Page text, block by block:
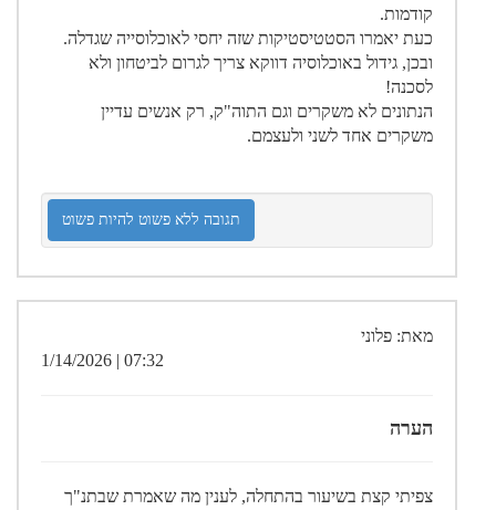
קודמות.
כעת יאמרו הסטטיסטיקות שזה יחסי לאוכלוסייה שגדלה.
ובכן, גידול באוכלוסיה דווקא צריך לגרום לביטחון ולא
לסכנה!
הנתונים לא משקרים וגם התוה"ק, רק אנשים עדיין
משקרים אחד לשני ולעצמם.
תגובה ללא פשוט להיות פשוט
מאת: פלוני
07:32 | 1/14/2026
הערה
צפיתי קצת בשיעור בהתחלה, לענין מה שאמרת שבתנ"ך